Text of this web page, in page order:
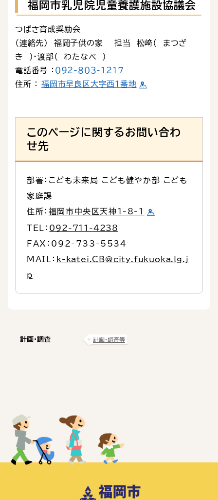
福岡市乳児院児童養護施設協議会
つばさ育成奨励会
（連絡先） 福岡子供の家 担当 松﨑（ まつざ
き ）・渡部（ わたなべ ）
電話番号 ： ０９２-８０３-１２１７
住所 ： 福岡市早良区大字西１番地
このページに関するお問い合わ
せ先
部署：こども未来局 こども健やか部 こども
家庭課
住所： 福岡市中央区天神1-8-1
TEL： 092-711-4238
FAX：092-733-5534
MAIL： k-katei.CB@city.fukuoka.lg.j
p
計画・調査 計画・調査等